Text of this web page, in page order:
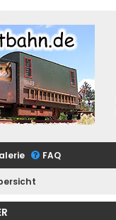
FAQ